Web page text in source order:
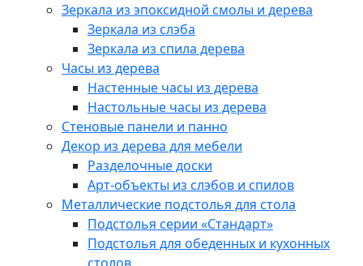
Зеркала из эпоксидной смолы и дерева
Зеркала из слэба
Зеркала из спила дерева
Часы из дерева
Настенные часы из дерева
Настольные часы из дерева
Стеновые панели и панно
Декор из дерева для мебели
Разделочные доски
Арт-объекты из слэбов и спилов
Металлические подстолья для стола
Подстолья серии «Стандарт»
Подстолья для обеденных и кухонных